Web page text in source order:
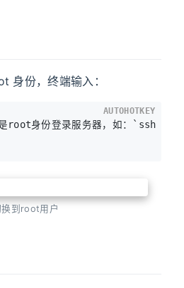
身份，终端输入：
root身份登录服务器，如：`ssh
AUTOHOTKEY
换到root用户